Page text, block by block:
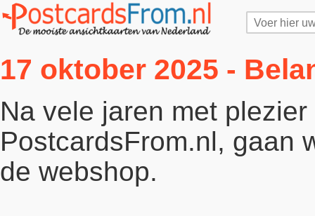
17 oktober 2025 -
Na vele jaren met
PostcardsFrom.nl, gaan
de webshop.